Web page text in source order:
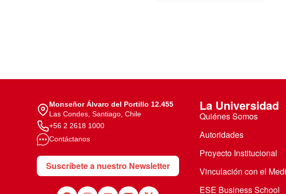
Monseñor Álvaro del Portillo 12.455
Las Condes, Santiago, Chile
+56 2 2618 1000
Contáctanos
Suscríbete a nuestro Newsletter
La Universidad
Quiénes Somos
Autoridades
Proyecto Institucional
Vinculación con el
ESE Business School